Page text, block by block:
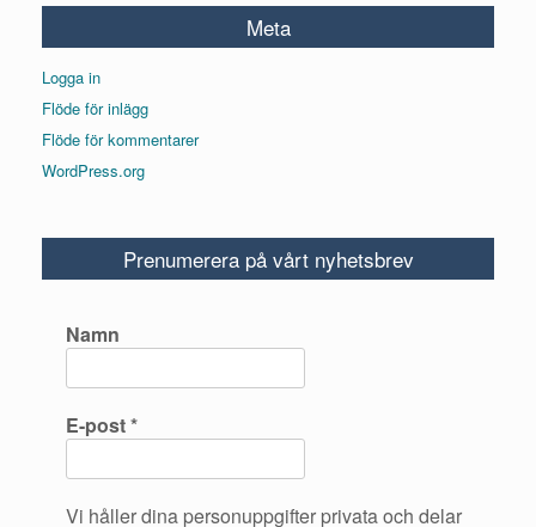
Meta
Logga in
Flöde för inlägg
Flöde för kommentarer
WordPress.org
Prenumerera på vårt nyhetsbrev
Namn
E-post*
Vi håller dina personuppgifter privata och delar